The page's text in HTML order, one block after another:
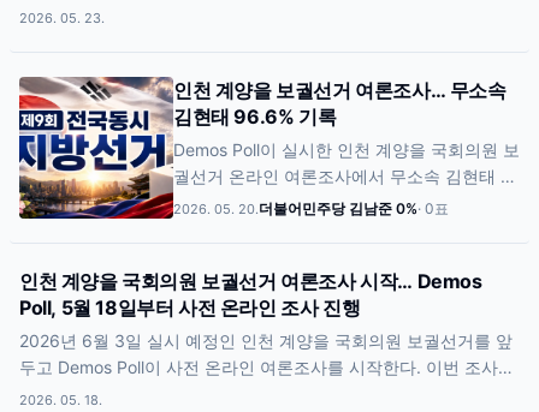
민심 흐름을 확인하는 것이 핵심 목적이라고
설명했다.
습니다.
2026. 05. 23.
인천 계양을 보궐선거 여론조사… 무소속
김현태 96.6% 기록
Demos Poll이 실시한 인천 계양을 국회의원 보
궐선거 온라인 여론조사에서 무소속 김현태 후
보가 96.6%의 높은 지지율을 기록한 것으로
95% 신뢰수준 기준 최대 허용 표본오차는
±12.8%p로 분석됐다. 플랫폼 방문자 약 1만 명
규모를 기반으로 진행된 이번 조사는 선거 전
온라인 민심 흐름과 적극 참여층 반응을 확인
2026. 05. 20.더불어민주당 김남준 0%· 0표
인천 계양을 국회의원 보궐선거 여론조사 시작… Demos
Poll, 5월 18일부터 사전 온라인 조사 진행
2026년 6월 3일 실시 예정인 인천 계양을 국회의원 보궐선거를 앞
두고 Demos Poll이 사전 온라인 여론조사를 시작한다. 이번 조사는
5월 18일부터 5월 21일까지(서울 시간) 진행되며, 인천 계양을 지
2026. 05. 18.